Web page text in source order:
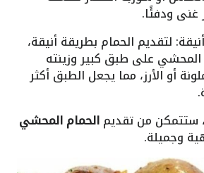
غنى ودفئًا.
لتقديم الحمام بطريقة أنيقة،
على طبق كبير وزينته
أو الأرز، مما يجعل الطبق أكثر
ستتمكن من تقديمالحمام المحشي
وجميلة.